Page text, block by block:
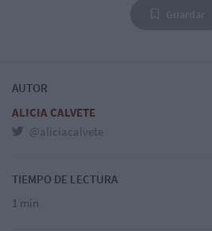
AUTOR
ALICIA CALVETE
@aliciacalvete
TIEMPO DE LECTURA
1 min